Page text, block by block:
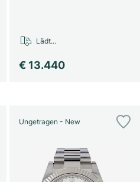
€ 13.440
Lädt...
Ungetragen - New